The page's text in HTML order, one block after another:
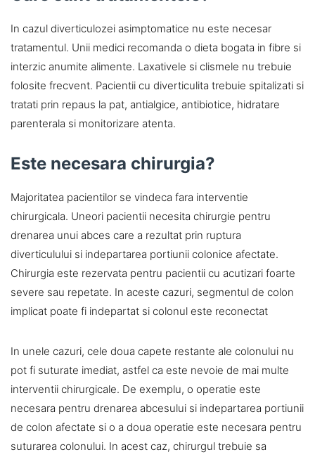
In cazul diverticulozei asimptomatice nu este necesar
tratamentul. Unii medici recomanda o dieta bogata in fibre si
interzic anumite alimente. Laxativele si clismele nu trebuie
folosite frecvent. Pacientii cu diverticulita trebuie spitalizati si
tratati prin repaus la pat, antialgice, antibiotice, hidratare
parenterala si monitorizare atenta.
Este necesara chirurgia?
Majoritatea pacientilor se vindeca fara interventie
chirurgicala. Uneori pacientii necesita chirurgie pentru
drenarea unui abces care a rezultat prin ruptura
diverticulului si indepartarea portiunii colonice afectate.
Chirurgia este rezervata pentru pacientii cu acutizari foarte
severe sau repetate. In aceste cazuri, segmentul de colon
implicat poate fi indepartat si colonul este reconectat
In unele cazuri, cele doua capete restante ale colonului nu
pot fi suturate imediat, astfel ca este nevoie de mai multe
interventii chirurgicale. De exemplu, o operatie este
necesara pentru drenarea abcesului si indepartarea portiunii
de colon afectate si o a doua operatie este necesara pentru
suturarea colonului. In acest caz, chirurgul trebuie sa